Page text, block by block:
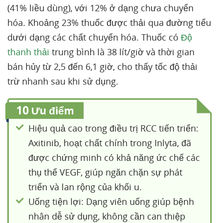
(41% liều dùng), với 12% ở dạng chưa chuyển
hóa. Khoảng 23% thuốc được thải qua đường tiểu
dưới dạng các chất chuyển hóa. Thuốc có Độ
thanh thải trung bình là 38 lít/giờ và thời gian
bán hủy từ 2,5 đến 6,1 giờ, cho thấy tốc độ thải
trừ nhanh sau khi sử dụng.
10 Ưu điểm
Hiệu quả cao trong điều trị RCC tiến triển:
Axitinib, hoạt chất chính trong Inlyta, đã
được chứng minh có khả năng ức chế các
thụ thể VEGF, giúp ngăn chặn sự phát
triển và lan rộng của khối u.
Uống tiện lợi: Dạng viên uống giúp bệnh
nhân dễ sử dụng, không cần can thiệp